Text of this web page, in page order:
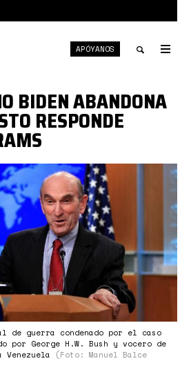
search
APÓYANOS
de guerra condenado por el caso
por George H.W. Bush y vocero de
(Foto: Manuel Balce
BIDEN ABANDONA
RESPONDE